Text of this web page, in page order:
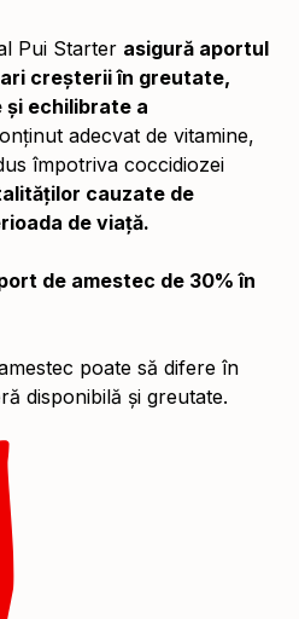
Pui Starter asigură aportul
creșterii în greutate,
și echilibrate a
adecvat de vitamine,
împotriva coccidiozei
cauzate de
de viață.
de amestec de 30% în
poate să difere în
disponibilă și greutate.